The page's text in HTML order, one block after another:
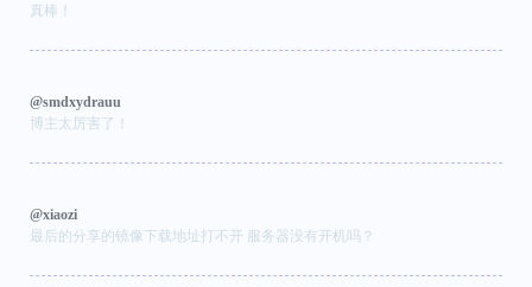
真棒！
@smdxydrauu
博主太厉害了！
@xiaozi
最后的分享的镜像下载地址打不开 服务器没有开机吗？